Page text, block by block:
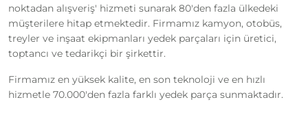
noktadan alışveriş' hizmeti sunarak 80'den fazla ülkedeki
müşterilere hitap etmektedir. Firmamız kamyon, otobüs,
treyler ve inşaat ekipmanları yedek parçaları için üretici,
toptancı ve tedarikçi bir şirkettir.
Firmamız en yüksek kalite, en son teknoloji ve en hızlı
hizmetle 70.000'den fazla farklı yedek parça sunmaktadır.